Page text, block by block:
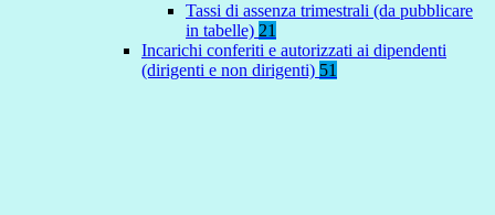
Tassi di assenza trimestrali (da pubblicare
in tabelle) 21
Incarichi conferiti e autorizzati ai dipendenti
(dirigenti e non dirigenti) 51